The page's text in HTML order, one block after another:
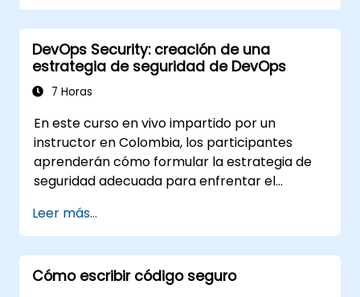
DevOps Security: creación de una
estrategia de seguridad de DevOps
7 Horas
En este curso en vivo impartido por un
instructor en Colombia, los participantes
aprenderán cómo formular la estrategia de
seguridad adecuada para enfrentar el
Leer más...
Cómo escribir código seguro